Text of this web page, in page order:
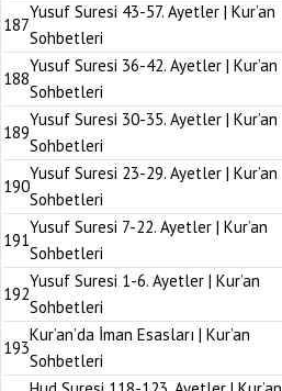
187
Yusuf Suresi 43-57. Ayetler | Kur’an
Sohbetleri
188
Yusuf Suresi 36-42. Ayetler | Kur’an
Sohbetleri
189
Yusuf Suresi 30-35. Ayetler | Kur’an
Sohbetleri
190
Yusuf Suresi 23-29. Ayetler | Kur’an
Sohbetleri
191
Yusuf Suresi 7-22. Ayetler | Kur’an
Sohbetleri
192
Yusuf Suresi 1-6. Ayetler | Kur’an
Sohbetleri
193
Kur’an’da İman Esasları | Kur’an
Sohbetleri